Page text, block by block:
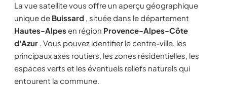
La vue satellite vous offre un aperçu géographique
unique de Buissard , située dans le département
Hautes-Alpes en région Provence-Alpes-Côte
d'Azur . Vous pouvez identifier le centre-ville, les
principaux axes routiers, les zones résidentielles, les
espaces verts et les éventuels reliefs naturels qui
entourent la commune.